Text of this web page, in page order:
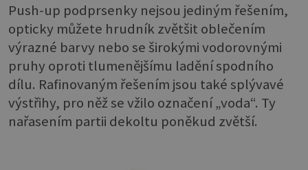
Push-up podprsenky nejsou jediným řešením,
opticky můžete hrudník zvětšit oblečením
výrazné barvy nebo se širokými vodorovnými
pruhy oproti tlumenějšímu ladění spodního
dílu. Rafinovaným řešením jsou také splývavé
výstřihy, pro něž se vžilo označení „voda“. Ty
nařasením partii dekoltu poněkud zvětší.